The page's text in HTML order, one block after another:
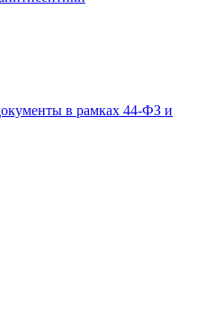
в рамках 44-ФЗ и